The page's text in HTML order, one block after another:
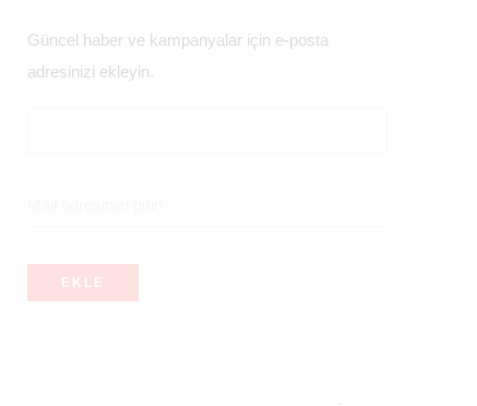
Güncel haber ve kampanyalar için e-posta
adresinizi ekleyin.